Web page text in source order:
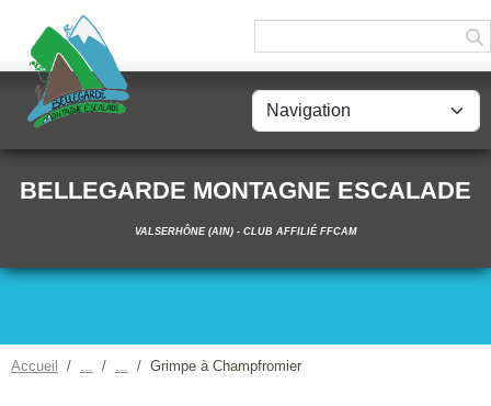
BELLEGARDE MONTAGNE ESCALADE
VALSERHÔNE (AIN) - CLUB AFFILIÉ FFCAM
Accueil Grimpe à Champfromier
Panneau de gestion des cookies